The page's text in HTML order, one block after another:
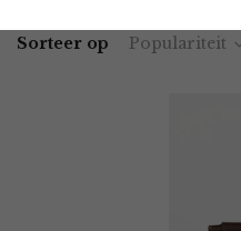
Sorteer op Populariteit